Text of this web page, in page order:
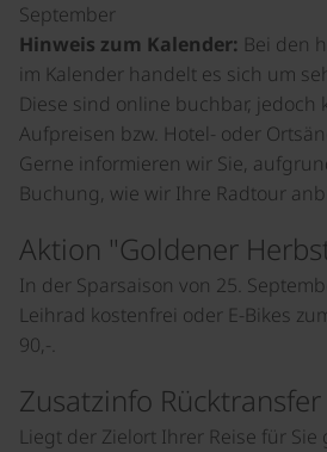
September
Hinweis zum Kalender: Bei den
im Kalender handelt es sich um
Diese sind online buchbar, jedoch
Aufpreisen bzw. Hotel- oder
Gerne informieren wir Sie,
Buchung, wie wir Ihre Radtour
Aktion "Goldener
In der Sparsaison von 25.
Leihrad kostenfrei oder E-Bikes
90,-.
Zusatzinfo Rücktransfer
Liegt der Zielort Ihrer Reise für Sie